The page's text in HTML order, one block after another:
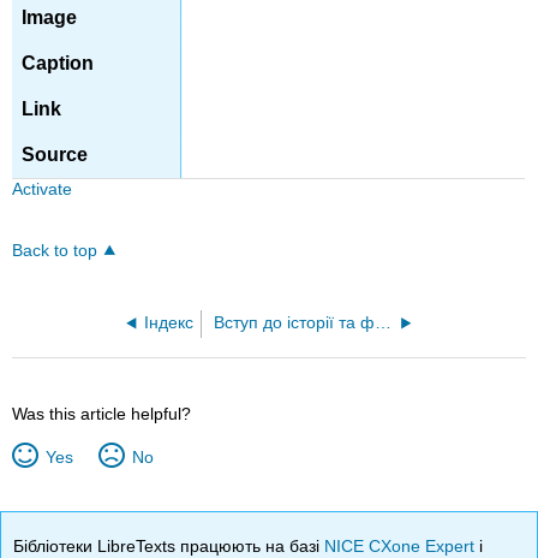
Activate
Back to top
Індекс Вступ до історії та філософії науки (Barseghyan, Overgaard та Rupik)
Was this article helpful?
Yes No
Бібліотеки LibreTexts працюють на базі NICE CXone Expert і